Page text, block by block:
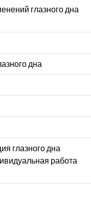
глазного дна
дна
глазного дна
работа